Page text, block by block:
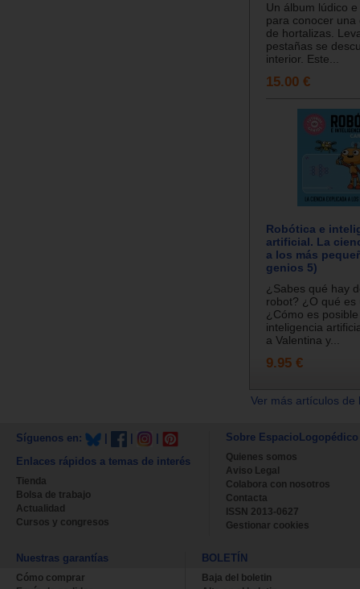
Un álbum lúdico
para conocer una
de hortalizas.
pestañas se
interior. Este...
15.00 €
Robótica e
artificial. La
a los más
genios 5)
¿Sabes qué hay
robot? ¿O qué es
¿Cómo es
inteligencia
a Valentina y...
9.95 €
Ver más artículos
Síguenos en:
Enlaces rápidos a temas de interés
Tienda
Bolsa de trabajo
Actualidad
Cursos y congresos
Sobre EspacioLogopédico
Quienes somos
Aviso Legal
Colabora con nosotros
Contacta
ISSN 2013-0627
Gestionar cookies
Nuestras garantías
Cómo comprar
BOLETÍN
Baja del boletin